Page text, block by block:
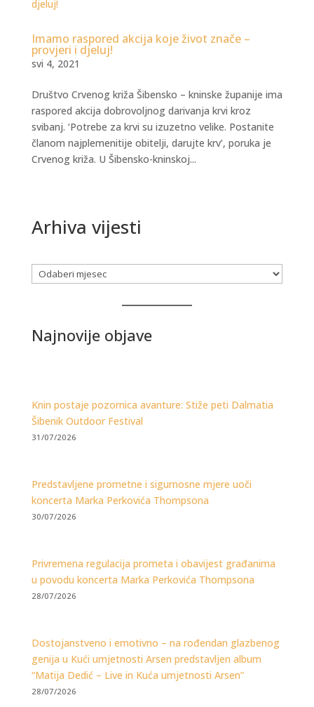
Imamo raspored akcija koje život znače –
provjeri i djeluj!
svi 4, 2021
Društvo Crvenog križa Šibensko – kninske županije ima
raspored akcija dobrovoljnog darivanja krvi kroz
svibanj. ‘Potrebe za krvi su izuzetno velike. Postanite
članom najplemenitije obitelji, darujte krv’, poruka je
Crvenog križa. U Šibensko-kninskoj...
Arhiva vijesti
Arhiva
Najnovije objave
Knin postaje pozornica avanture: Stiže peti Dalmatia
Šibenik Outdoor Festival
31/07/2026
Predstavljene prometne i sigurnosne mjere uoči
koncerta Marka Perkovića Thompsona
30/07/2026
Privremena regulacija prometa i obavijest građanima
u povodu koncerta Marka Perkovića Thompsona
28/07/2026
Dostojanstveno i emotivno – na rođendan glazbenog
genija u Kući umjetnosti Arsen predstavljen album
“Matija Dedić – Live in Kuća umjetnosti Arsen”
28/07/2026